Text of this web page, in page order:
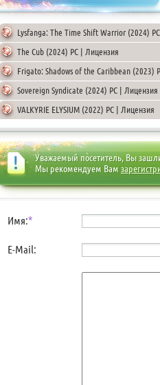
Lysfanga: The Time Shift Warrior (2024)
The Cub (2024) PC | Лицензия
Frigato: Shadows of the Caribbean (2023)
Sovereign Syndicate (2024) PC | Лицензия
VALKYRIE ELYSIUM (2022) PC | Лицензия
Уважаемый посетитель, Вы
Мы рекомендуем Вам
Имя:*
E-Mail: